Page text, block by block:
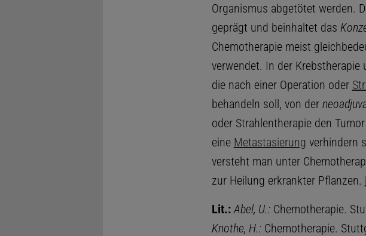
Organismus abgetötet werden.
geprägt und beinhaltet das
Chemotherapie meist
verwendet. In der Krebstherapie
die nach einer Operation oder
behandeln soll, von der
oder Strahlentherapie den
eine Metastasierung verhindern
versteht man unter
zur Heilung erkrankter Pflanzen.
Lit.: Abel, U.:Chemotherapie.
Knothe, H.:Chemotherapie.